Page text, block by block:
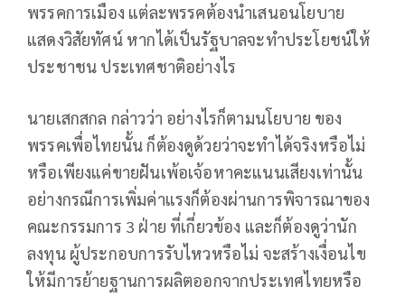
พรรคการเมือง แต่ละพรรคต้องนำเสนอนโยบาย
แสดงวิสัยทัศน์ หากได้เป็นรัฐบาลจะทำประโยชน์ให้
ประชาชน ประเทศชาติอย่างไร
นายเสกสกล กล่าวว่า อย่างไรก็ตามนโยบาย ของ
พรรคเพื่อไทยนั้น ก็ต้องดูด้วยว่าจะทำได้จริงหรือไม่
หรือเพียงแค่ขายฝันเพ้อเจ้อหาคะแนนเสียงเท่านั้น
อย่างกรณีการเพิ่มค่าแรงก็ต้องผ่านการพิจารณาของ
คณะกรรมการ 3 ฝ่าย ที่เกี่ยวข้อง และก็ต้องดูว่านัก
ลงทุน ผู้ประกอบการรับไหวหรือไม่ จะสร้างเงื่อนไข
ให้มีการย้ายฐานการผลิตออกจากประเทศไทยหรือ